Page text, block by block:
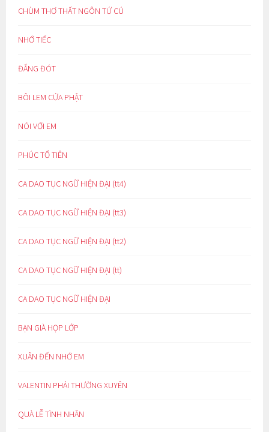
CHÙM THƠ THẤT NGÔN TỨ CÚ
NHỚ TIẾC
ĐẮNG ĐÓT
BÔI LEM CỬA PHẬT
NÓI VỚI EM
PHÚC TỔ TIÊN
CA DAO TỤC NGỮ HIỆN ĐẠI (tt4)
CA DAO TỤC NGỮ HIỆN ĐẠI (tt3)
CA DAO TỤC NGỮ HIỆN ĐẠI (tt2)
CA DAO TỤC NGỮ HIỆN ĐẠI (tt)
CA DAO TỤC NGỮ HIỆN ĐẠI
BẠN GIÀ HỌP LỚP
XUÂN ĐẾN NHỚ EM
VALENTIN PHẢI THƯỜNG XUYÊN
QUÀ LỄ TÌNH NHÂN